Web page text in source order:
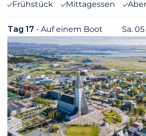
Frühstück
Mittagessen
Tag 17 - Auf einem Boot Sa.